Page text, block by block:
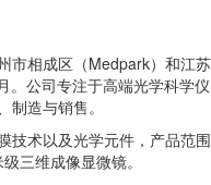
市相成区（Medpark）和江苏
。公司专注于高端光学科学仪
造与销售。
技术以及光学元件，产品范围
三维成像显微镜。